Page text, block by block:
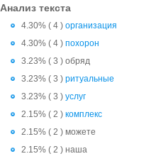
Анализ текста
4.30% ( 4 ) организация
4.30% ( 4 ) похорон
3.23% ( 3 ) обряд
3.23% ( 3 ) ритуальные
3.23% ( 3 ) услуг
2.15% ( 2 ) комплекс
2.15% ( 2 ) можете
2.15% ( 2 ) наша